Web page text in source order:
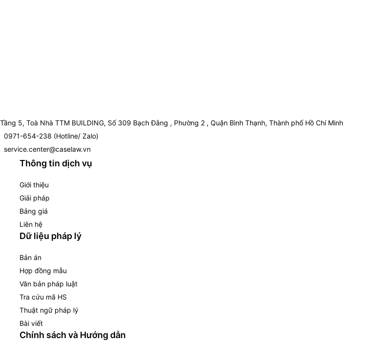
Tầng 5, Toà Nhà TTM BUILDING, Số 309 Bạch Đằng , Phường 2 , Quận Bình Thạnh, Thành phố Hồ Chí Minh
0971-654-238 (Hotline/ Zalo)
service.center@caselaw.vn
Thông tin dịch vụ
Giới thiệu
Giải pháp
Bảng giá
Liên hệ
Dữ liệu pháp lý
Bản án
Hợp đồng mẫu
Văn bản pháp luật
Tra cứu mã HS
Thuật ngữ pháp lý
Bài viết
Chính sách và Hướng dẫn